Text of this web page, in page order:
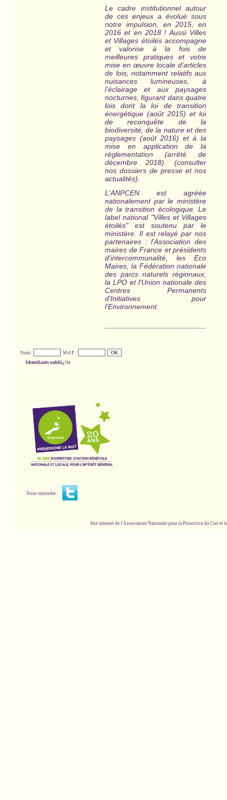
Le cadre institutionnel autour
de ces enjeux a évolué sous
notre impulsion, en 2015, en
2016 et en 2018 ! Aussi Villes
et Villages étoilés accompagne
et valorise à la fois de
meilleures pratiques et votre
mise en œuvre locale d’articles
de lois, notamment relatifs aux
nuisances lumineuses, à
l’éclairage et aux paysages
nocturnes, figurant dans quatre
lois dont la loi de transition
énergétique (août 2015) et loi
de reconquête de la
biodiversité, de la nature et des
paysages (août 2016) et à la
mise en application de la
réglementation (arrêté de
décembre 2018). (consulter
nos dossiers de presse et nos
actualités).
L'ANPCEN est agréée
nationalement par le ministère
de la transition écologique. Le
label national "Villes et Villages
étoilés" est soutenu par le
ministère. Il est relayé par nos
partenaires : l'Association des
maires de France et présidents
d'intercommunalité, les Eco
Maires, la Fédération nationale
des parcs naturels régionaux,
la LPO et l'Union nationale des
Centres Permanents
d'Initiatives pour
l'Environnement.
Nom :
M.d.P. :
Identifiants oubliï¿½s
Nous rejoindre :
Site internet de l'Association Nationale pour la Protection du Ciel et de